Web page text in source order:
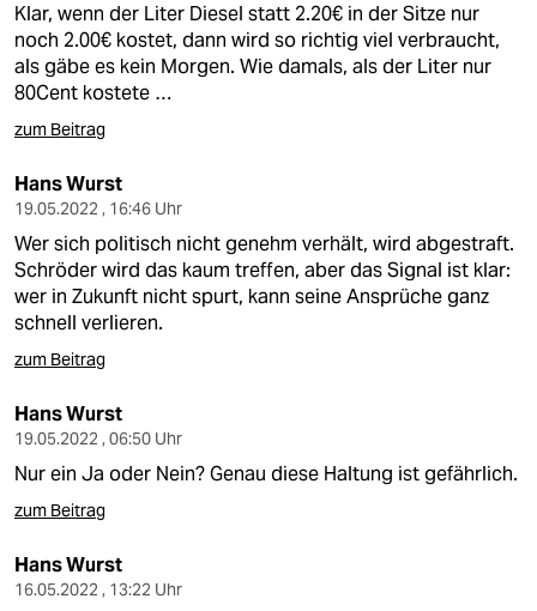
Klar, wenn der Liter Diesel statt 2.20€ in der Sitze nur
noch 2.00€ kostet, dann wird so richtig viel verbraucht,
als gäbe es kein Morgen. Wie damals, als der Liter nur
80Cent kostete …
zum Beitrag
Hans Wurst
19.05.2022 , 16:46 Uhr
Wer sich politisch nicht genehm verhält, wird abgestraft.
Schröder wird das kaum treffen, aber das Signal ist klar:
wer in Zukunft nicht spurt, kann seine Ansprüche ganz
schnell verlieren.
zum Beitrag
Hans Wurst
19.05.2022 , 06:50 Uhr
Nur ein Ja oder Nein? Genau diese Haltung ist gefährlich.
zum Beitrag
Hans Wurst
16.05.2022 , 13:22 Uhr